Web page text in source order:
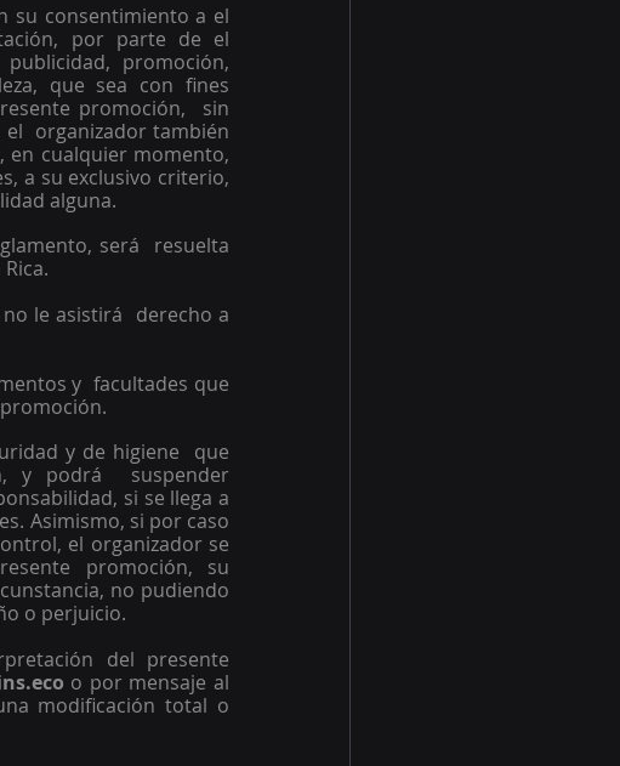
su consentimiento a el
por parte de el
promoción,
que sea con fines
promoción,  sin
organizador también
en cualquier momento,
a su exclusivo criterio,
alguna.
será  resuelta
le asistirá  derecho a
y  facultades que
y de higiene  que
y podrá  suspender
si se llega a
Asimismo, si por caso
el organizador se
promoción, su
no pudiendo
o perjuicio.
del presente
o por mensaje al
modificación total o